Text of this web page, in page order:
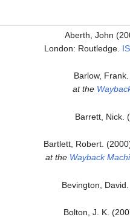
Aberth, John
London: Routledge.
Barlow,
Barrett, Nick.
Bartlett, Robert.
Wayback
Bevington,
Bolton, J. K.